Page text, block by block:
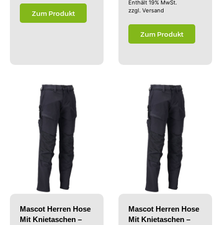
Zum Produkt
Enthält 19% MwSt.
zzgl. Versand
Zum Produkt
Mascot Herren Hose
Mit Knietaschen –
Mascot Herren Hose
Mit Knietaschen –